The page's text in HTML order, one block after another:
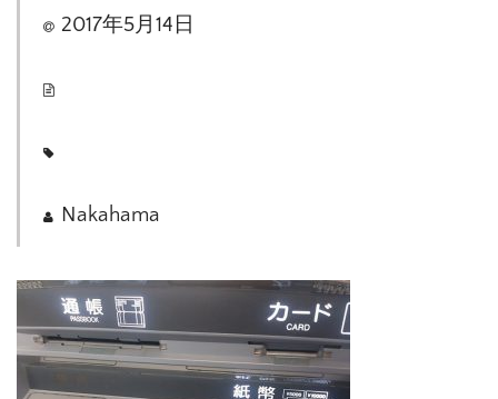
2017年5月14日
Nakahama